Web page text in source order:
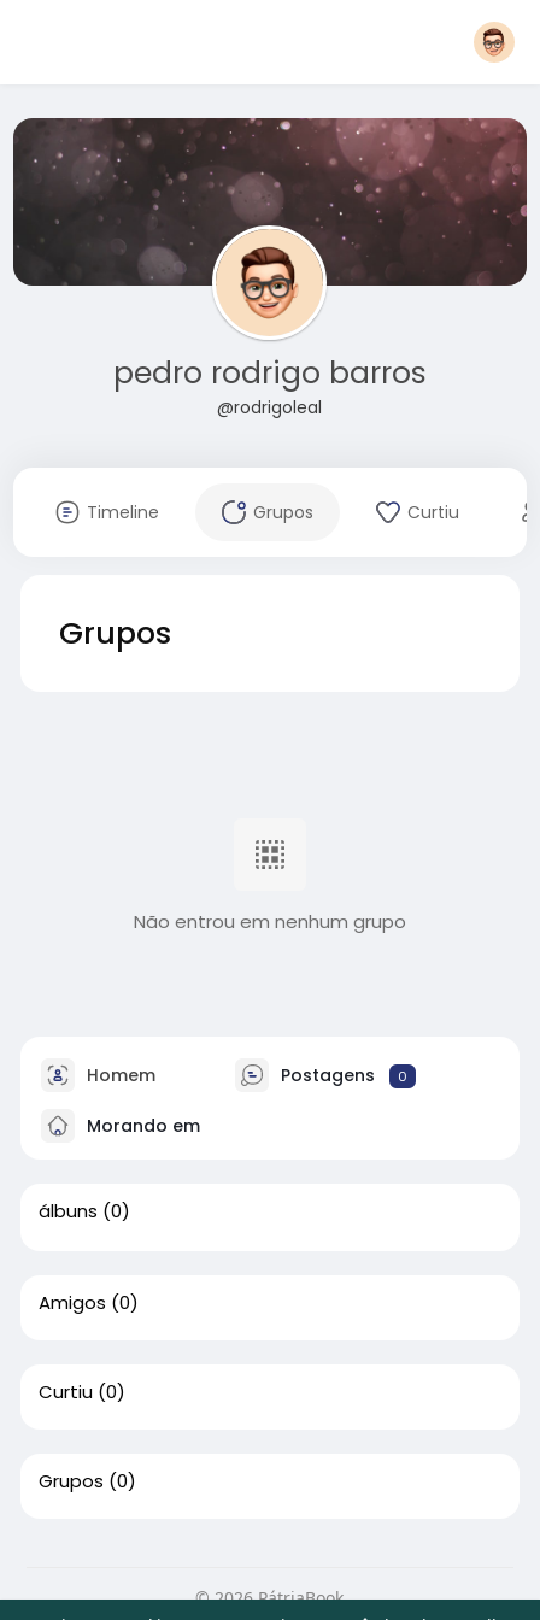
pedro rodrigo barros
@rodrigoleal
Timeline Grupos Curtiu
Grupos
Não entrou em nenhum grupo
Homem Postagens 0
Morando em
álbuns (0)
Amigos (0)
Curtiu (0)
Grupos (0)
© 2026 PátriaBook